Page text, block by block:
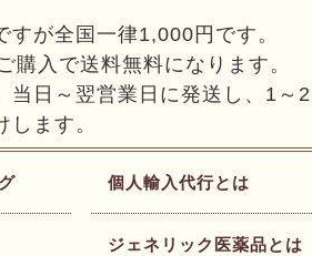
すが全国一律1,000円です。
購入で送料無料になります。
当日～翌営業日に発送し、1～2
ます。
個人輸入代行とは
ジェネリック医薬品とは